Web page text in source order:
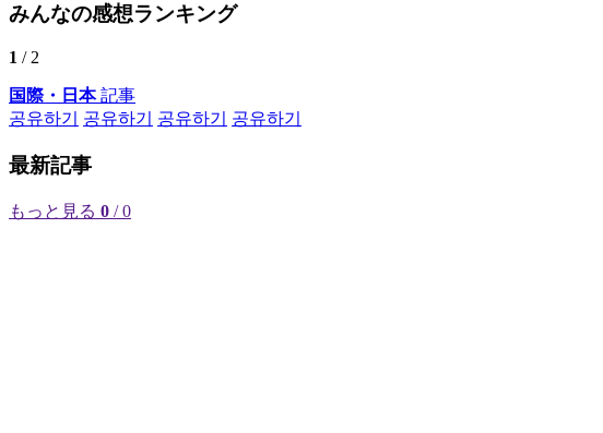
みんなの感想ランキング
1 / 2
国際・日本記事
공유하기
공유하기 공유하기 공유하기
最新記事
もっと見る 0 / 0